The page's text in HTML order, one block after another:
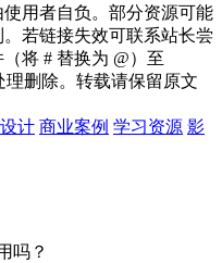
用者自负。部分资源可能
若链接失效可联系站长尝
将 # 替换为 @）至
理删除。转载请保留原文
计 商业案例 学习资源 影
吗？